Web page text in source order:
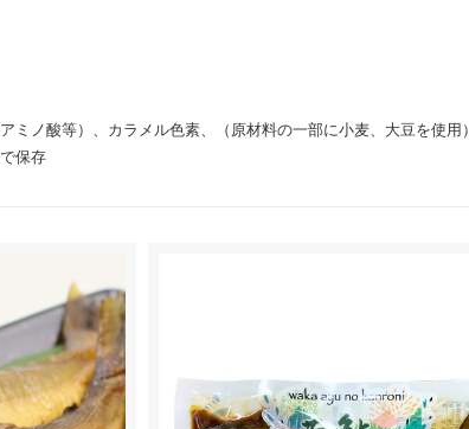
ミノ酸等）、カラメル色素、（原材料の一部に小麦、大豆を使用）
保存